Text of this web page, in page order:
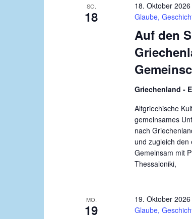
SO.
18
Auf den
18. Oktober 2026
Glaube,
Griechenland -
Altgriechische
gemeinsames
nach
und zugleich
Gemeinsam mit
Thessaloniki,
MO.
19
19. Oktober 2026
Glaube,